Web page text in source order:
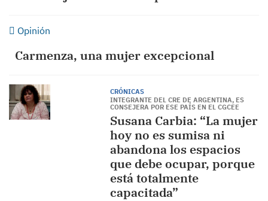
Opinión
Carmenza, una mujer excepcional
CRÓNICAS
INTEGRANTE DEL CRE DE ARGENTINA, ES
CONSEJERA POR ESE PAÍS EN EL CGCEE
Susana Carbia: “La mujer
hoy no es sumisa ni
abandona los espacios
que debe ocupar, porque
está totalmente
capacitada”